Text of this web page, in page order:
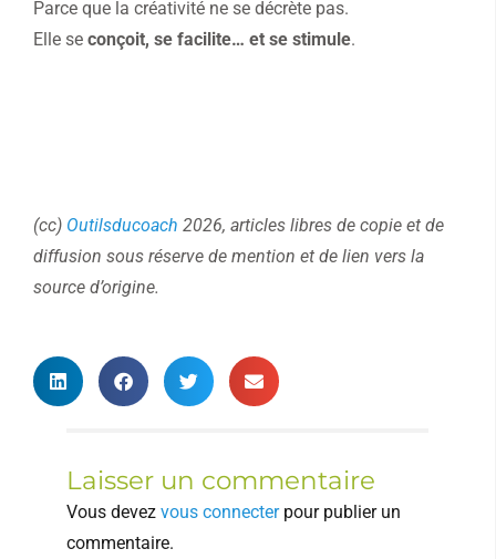
Parce que la créativité ne se décrète pas.
Elle se conçoit, se facilite… et se stimule.
(cc) Outilsducoach 2026, articles libres de copie et de
diffusion sous réserve de mention et de lien vers la
source d’origine.
Laisser un commentaire
Vous devez vous connecterpour publier un
commentaire.